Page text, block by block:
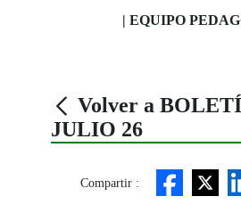
| EQUIPO
Volver a
JULIO 26
Compartir :